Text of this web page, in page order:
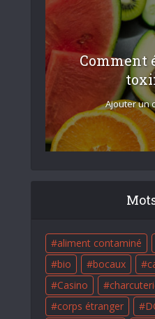
Comment
Ajouter un
aliment contaminé
bio
bocaux
Casino
corps étranger